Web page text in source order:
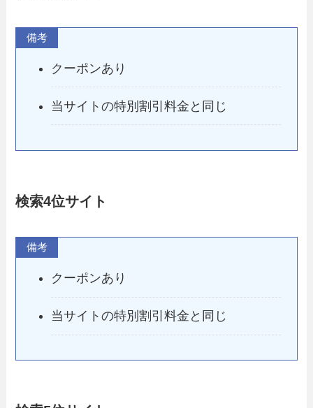
備考
クーポンあり
当サイトの特別割引料金と同じ
検索4位サイト
備考
クーポンあり
当サイトの特別割引料金と同じ